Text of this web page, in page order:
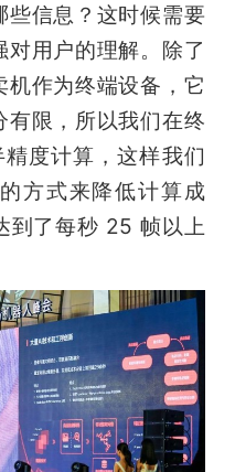
些信息？这时候需要
用户的理解。除了
作为终端设备，它
有限，所以我们在终
度计算，这样我们
方式来降低计算成
到了每秒 25 帧以上